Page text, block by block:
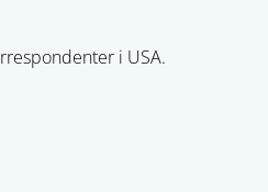
i USA.